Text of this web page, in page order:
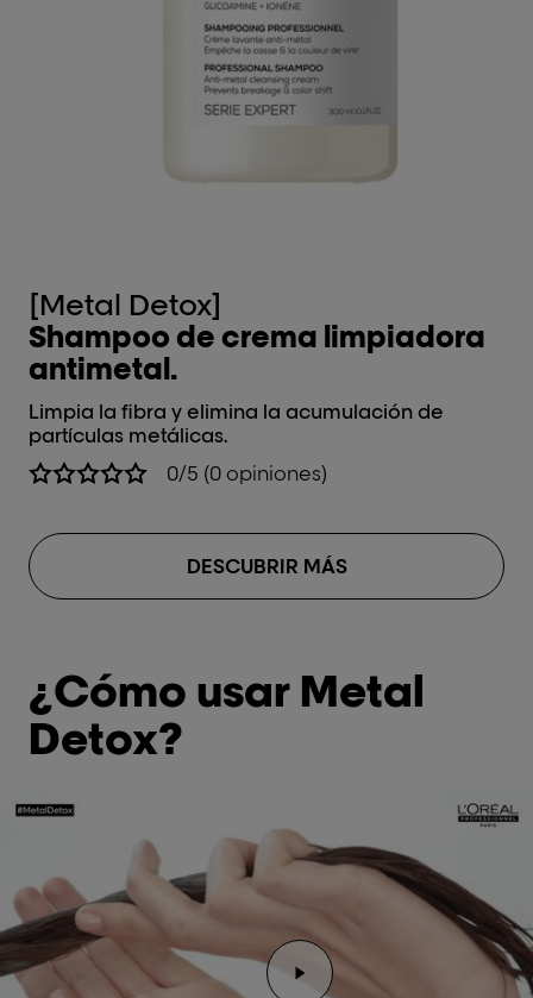
[Metal Detox]
Shampoo de crema limpiadora
antimetal.
Limpia la fibra y elimina la acumulación de
partículas metálicas.
0/5 (0 opiniones)
DESCUBRIR MÁS
¿Cómo usar Metal
Detox?
Reproducir el video